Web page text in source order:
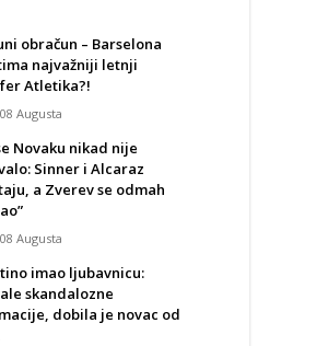
obračun – Barselona
najvažniji letnji
Atletika?!
Augusta
Novaku nikad nije
Sinner i Alcaraz
a Zverev se odmah
Augusta
imao ljubavnicu:
skandalozne
dobila je novac od